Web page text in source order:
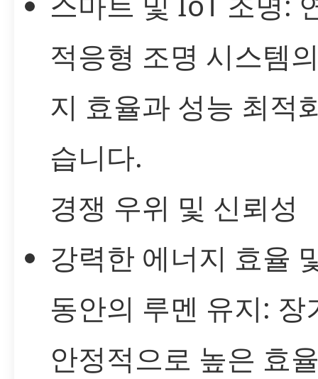
적응형 조명 시스템
지 효율과 성능 최적
습니다.
경쟁 우위 및 신뢰성
강력한 에너지 효율
동안의 루멘 유지: 장
안정적으로 높은 효